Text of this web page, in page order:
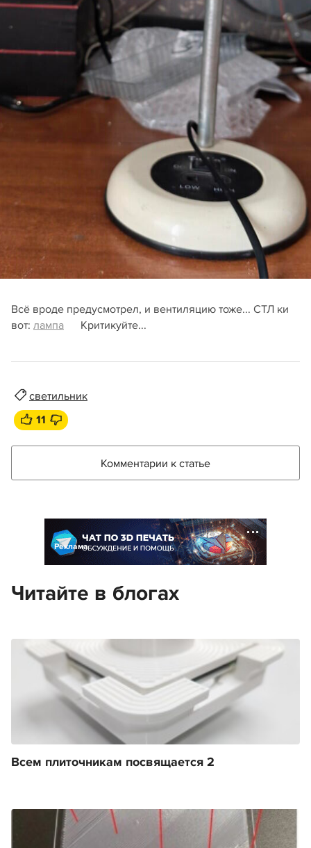
Всё вроде предусмотрел, и вентиляцию тоже... СТЛ ки
вот: лампа Критикуйте...
светильник
11
Комментарии к статье
Реклама
Читайте в блогах
Всем плиточникам посвящается 2